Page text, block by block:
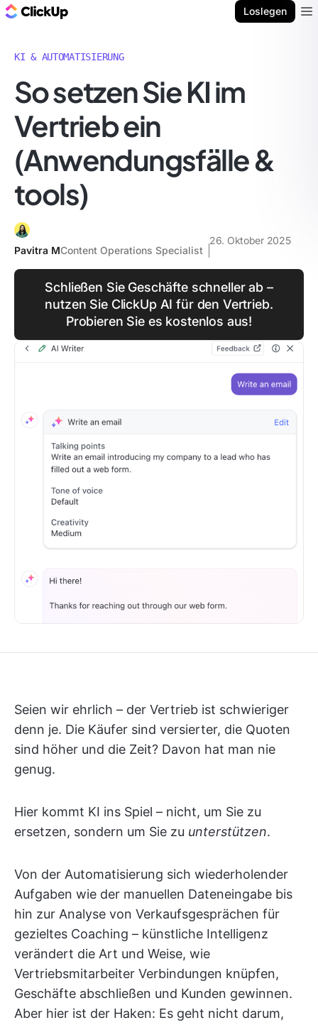
Loslegen
KI & AUTOMATISIERUNG
So setzen Sie KI im
Vertrieb ein
(Anwendungsfälle &
tools)
Pavitra MContent Operations Specialist
26. Oktober 2025
Schließen Sie Geschäfte schneller ab –
nutzen Sie ClickUp AI für den Vertrieb.
Probieren Sie es kostenlos aus!
Seien wir ehrlich – der Vertrieb ist schwieriger
denn je. Die Käufer sind versierter, die Quoten
sind höher und die Zeit? Davon hat man nie
genug.
Hier kommt KI ins Spiel – nicht, um Sie zu
ersetzen, sondern um Sie zu unterstützen.
Von der Automatisierung sich wiederholender
Aufgaben wie der manuellen Dateneingabe bis
hin zur Analyse von Verkaufsgesprächen für
gezieltes Coaching – künstliche Intelligenz
verändert die Art und Weise, wie
Vertriebsmitarbeiter Verbindungen knüpfen,
Geschäfte abschließen und Kunden gewinnen.
Aber hier ist der Haken: Es geht nicht darum,